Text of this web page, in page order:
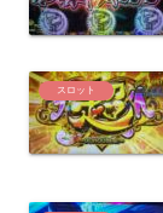
スロット